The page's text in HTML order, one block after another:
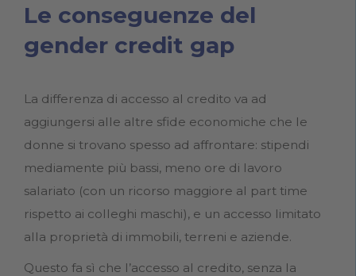
Le conseguenze del
gender credit gap
La differenza di accesso al credito va ad
aggiungersi alle altre sfide economiche che le
donne si trovano spesso ad affrontare: stipendi
mediamente più bassi, meno ore di lavoro
salariato (con un ricorso maggiore al part time
rispetto ai colleghi maschi), e un accesso limitato
alla proprietà di immobili, terreni e aziende.
Questo fa sì che l’accesso al credito, senza la